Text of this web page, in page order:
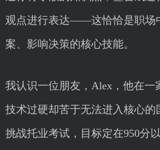
观点进行表达——这恰恰是职场
案、影响决策的核心技能。
我认识一位朋友，Alex，他在一
技术过硬却苦于无法进入核心的
挑战托业考试，目标定在950分